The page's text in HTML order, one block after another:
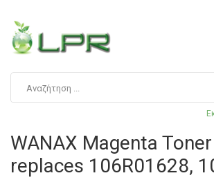
WANAX Magenta
replaces 106R01628,